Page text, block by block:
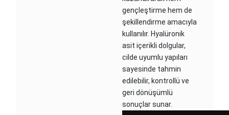
gençleştirme hem de
şekillendirme amacıyla
kullanılır. Hyalüronik
asit içerikli dolgular,
cilde uyumlu yapıları
sayesinde tahmin
edilebilir, kontrollü ve
geri dönüşümlü
sonuçlar sunar.